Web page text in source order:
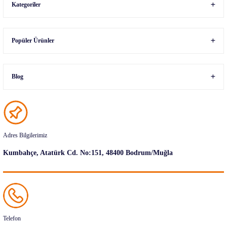
Kategoriler
Popüler Ürünler
Blog
Adres Bilgilerimiz
Kumbahçe, Atatürk Cd. No:151, 48400 Bodrum/Muğla
Telefon